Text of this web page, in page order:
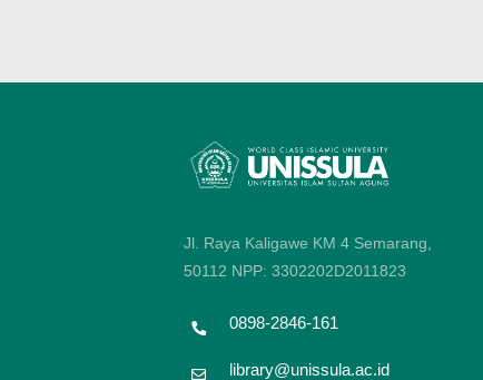
Jl. Raya Kaligawe KM 4 Semarang,
50112 NPP: 3302202D2011823
0898-2846-161
library@unissula.ac.id